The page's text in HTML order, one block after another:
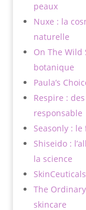
peaux
Nuxe : la
naturelle
On The Wild
botanique
Paula’s
Respire :
responsable
Seasonly :
Shiseido :
la science
The
skincare